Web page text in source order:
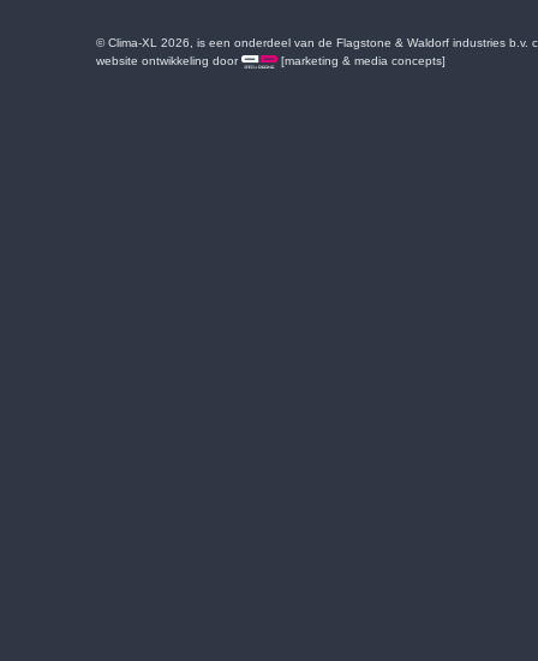
© Clima-XL 2026, is een onderdeel van de Flagstone & Waldorf industries b.v.
website ontwikkeling door
[marketing & media concepts]